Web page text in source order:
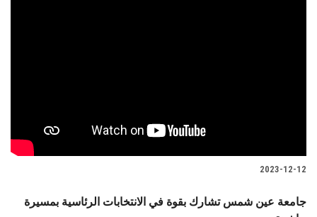
الخريجين
الزائـرون
2023-12-12
جامعة عين شمس تشارك بقوة في الانتخابات الرئاسية بمسيرة